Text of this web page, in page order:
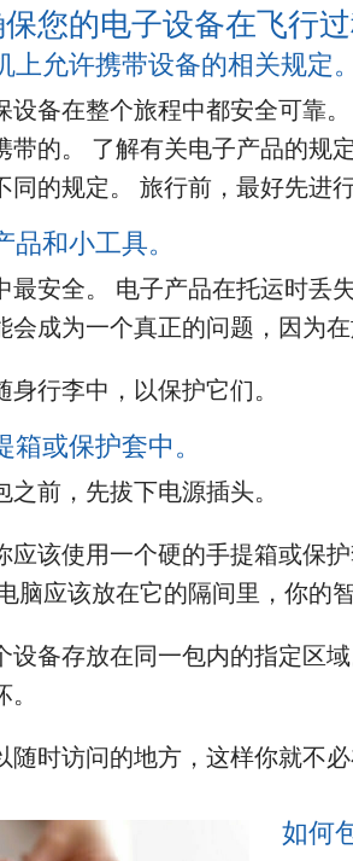
您的电子设备在飞行
允许携带设备的相关规定。
备在整个旅程中都安全可靠
带的。 了解有关电子产品的规
的规定。 旅行前，最好先进
和小工具。
最安全。 电子产品在托运时丢
成为一个真正的问题，因为在
行李中，以保护它们。
或保护套中。
前，先拔下电源插头。
应该使用一个硬的手提箱或保
脑应该放在它的隔间里，你的
备存放在同一包内的指定区
时访问的地方，这样你就不
如何